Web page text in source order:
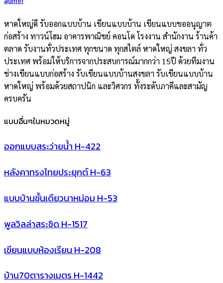
หาดใหญ่ดี รับออกแบบบ้าน เขียนแบบบ้าน เขียนแบบขออนุญาต
ก่อสร้าง ทาวน์โฮม อาคารพาณิชย์ คอนโด โรงงาน สำนักงาน ร้านค้า
ตลาด รับงานทั่วประเทศ ทุกขนาด ทุกสไตล์ หาดใหญ่ สงขลา ทั่ว
ประเทศ พร้อมให้บริการจากประสบการณ์มากกว่า 15ปี ด้วยทีมงาน
ช่างเขียนแบบก่อสร้าง รับเขียนแบบบ้านสงขลา รับเขียนแบบบ้าน
หาดใหญ่ พร้อมด้วยสถาปนิก และวิศวกร ทั้งระดับภาคีและสามัญ
ครบครัน
แบบอื่นๆในหมวดหมู่
ออกแบบสระว่ายน้ำ H-422
หลังคาทรงไทยประยุกต์ H-63
แบบบ้านชั้นเดียวนาหม่อม H-53
พูลวิลล่าสระชิด H-1517
เขียนแบบห้องเรียน H-208
บ้าน70ตารางเมตร H-1442